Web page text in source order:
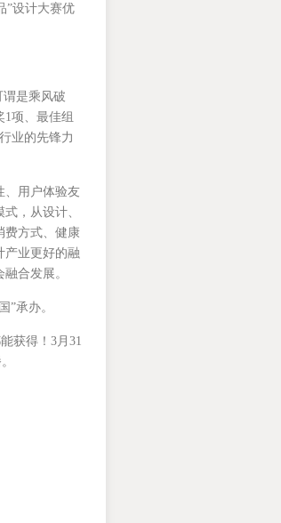
”设计大赛优
是乘风破
项、最佳组
业的先锋力
、用户体验友
，从设计、
费方式、健康
产业更好的融
合发展。
”承办。
获得！3月31